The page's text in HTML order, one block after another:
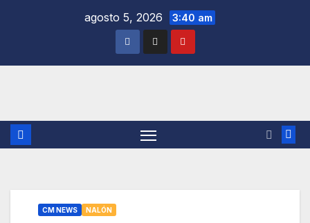
agosto 5, 2026 3:40 am
CM NEWS NALÓN